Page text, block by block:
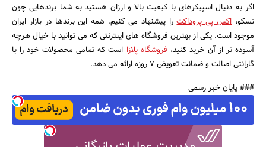
اگر به دنیال اسپیکرهای با کیفیت بالا و ارزان هستید به شما برندهایی چون
تسکو،اکس پی پروداکترا پیشنهاد می کنیم. همه این برندها در بازار ایران
موجود است. یکی از بهترین فروشگاه های اینترنتی که می توانید با خیال هرچه
آسوده تر از آن خرید کنید،فروشگاه پلازااست که تمامی محصولات خود را با
گارانتی اصالت و ضمانت تعویض 7 روزه ارائه می دهد.
### پایان خبر رسمی